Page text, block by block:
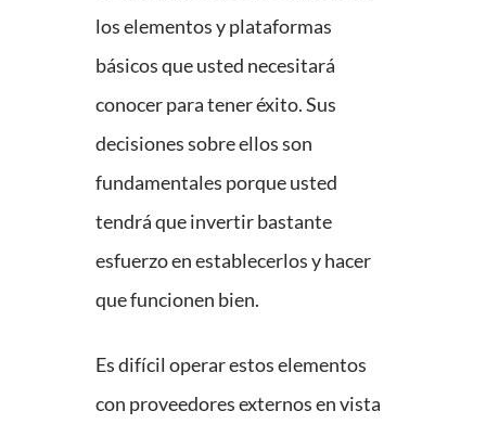
los elementos y plataformas
básicos que usted necesitará
conocer para tener éxito. Sus
decisiones sobre ellos son
fundamentales porque usted
tendrá que invertir bastante
esfuerzo en establecerlos y hacer
que funcionen bien.
Es difícil operar estos elementos
con proveedores externos en vista